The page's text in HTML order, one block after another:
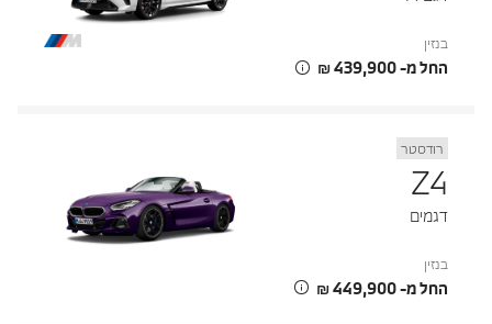
בנזין
החל מ- ‏439,900 ‏₪
רודסטר
Z4
דגמים
בנזין
החל מ- ‏449,900 ‏₪